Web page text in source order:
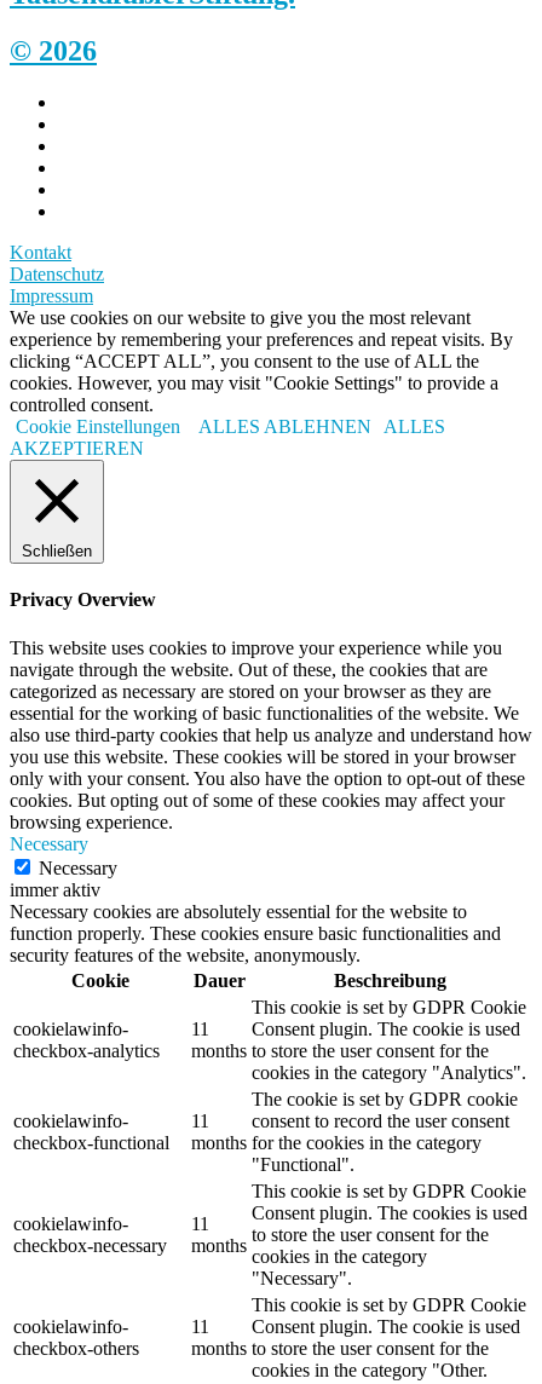
© 2026
Kontakt
Datenschutz
Impressum
We use cookies on our website to give you the most relevant
experience by remembering your preferences and repeat visits. By
clicking “ACCEPT ALL”, you consent to the use of ALL the
cookies. However, you may visit "Cookie Settings" to provide a
controlled consent.
Cookie Einstellungen
ALLES ABLEHNEN
ALLES
AKZEPTIEREN
Schließen
Privacy Overview
This website uses cookies to improve your experience while you
navigate through the website. Out of these, the cookies that are
categorized as necessary are stored on your browser as they are
essential for the working of basic functionalities of the website. We
also use third-party cookies that help us analyze and understand how
you use this website. These cookies will be stored in your browser
only with your consent. You also have the option to opt-out of these
cookies. But opting out of some of these cookies may affect your
browsing experience.
Necessary
Necessary
immer aktiv
Necessary cookies are absolutely essential for the website to
function properly. These cookies ensure basic functionalities and
security features of the website, anonymously.
Cookie
Dauer Beschreibung
cookielawinfo-
checkbox-analytics
11
months
This cookie is set by GDPR Cookie
Consent plugin. The cookie is used
to store the user consent for the
cookies in the category "Analytics".
cookielawinfo-
checkbox-functional
11
months
The cookie is set by GDPR cookie
consent to record the user consent
for the cookies in the category
"Functional".
cookielawinfo-
checkbox-necessary
11
months
This cookie is set by GDPR Cookie
Consent plugin. The cookies is used
to store the user consent for the
cookies in the category
"Necessary".
cookielawinfo-
checkbox-others
11
months
This cookie is set by GDPR Cookie
Consent plugin. The cookie is used
to store the user consent for the
cookies in the category "Other.